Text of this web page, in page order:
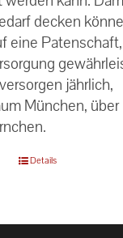
decken
eine
jährlich,
München, über
Dieses
mehrere
Details